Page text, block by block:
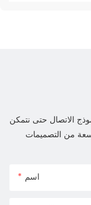
الاتصال حتى نتمكن
من التصميمات
اسم